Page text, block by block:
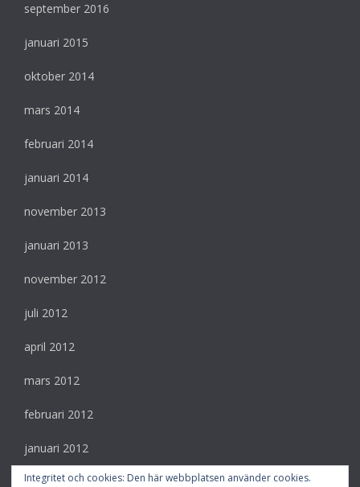
september 2016
januari 2015
oktober 2014
mars 2014
februari 2014
januari 2014
november 2013
januari 2013
november 2012
juli 2012
april 2012
mars 2012
februari 2012
januari 2012
Integritet och cookies: Den här webbplatsen använder cookies.